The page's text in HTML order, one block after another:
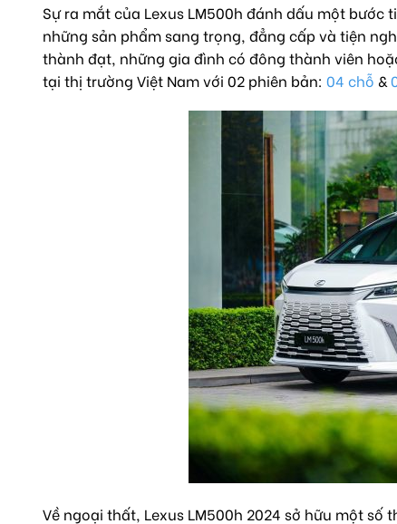
Sự ra mắt của Lexus LM500h đánh dấu một bước
những sản phẩm sang trọng, đẳng cấp và tiện
thành đạt, những gia đình có đông thành viên
tại thị trường Việt Nam với 02 phiên bản: 04 chỗ &
Về ngoại thất, Lexus LM500h 2024 sở hữu một